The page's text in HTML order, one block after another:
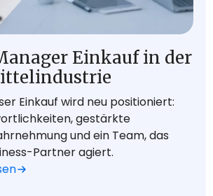
Einkauf in der
Einkauf wird neu positioniert:
gestärkte
und ein Team, das
Partner agiert.